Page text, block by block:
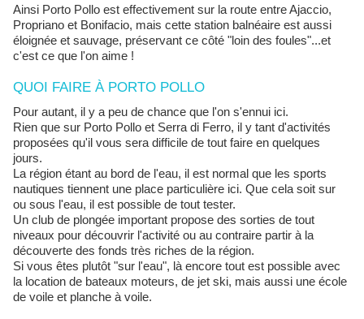
Ainsi Porto Pollo est effectivement sur la route entre Ajaccio,
Propriano et Bonifacio, mais cette station balnéaire est aussi
éloignée et sauvage, préservant ce côté "loin des foules"...et
c'est ce que l'on aime !
QUOI FAIRE À PORTO POLLO
Pour autant, il y a peu de chance que l'on s'ennui ici.
Rien que sur Porto Pollo et Serra di Ferro, il y tant d'activités
proposées qu'il vous sera difficile de tout faire en quelques
jours.
La région étant au bord de l'eau, il est normal que les sports
nautiques tiennent une place particulière ici. Que cela soit sur
ou sous l'eau, il est possible de tout tester.
Un club de plongée important propose des sorties de tout
niveaux pour découvrir l'activité ou au contraire partir à la
découverte des fonds très riches de la région.
Si vous êtes plutôt "sur l'eau", là encore tout est possible avec
la location de bateaux moteurs, de jet ski, mais aussi une école
de voile et planche à voile.